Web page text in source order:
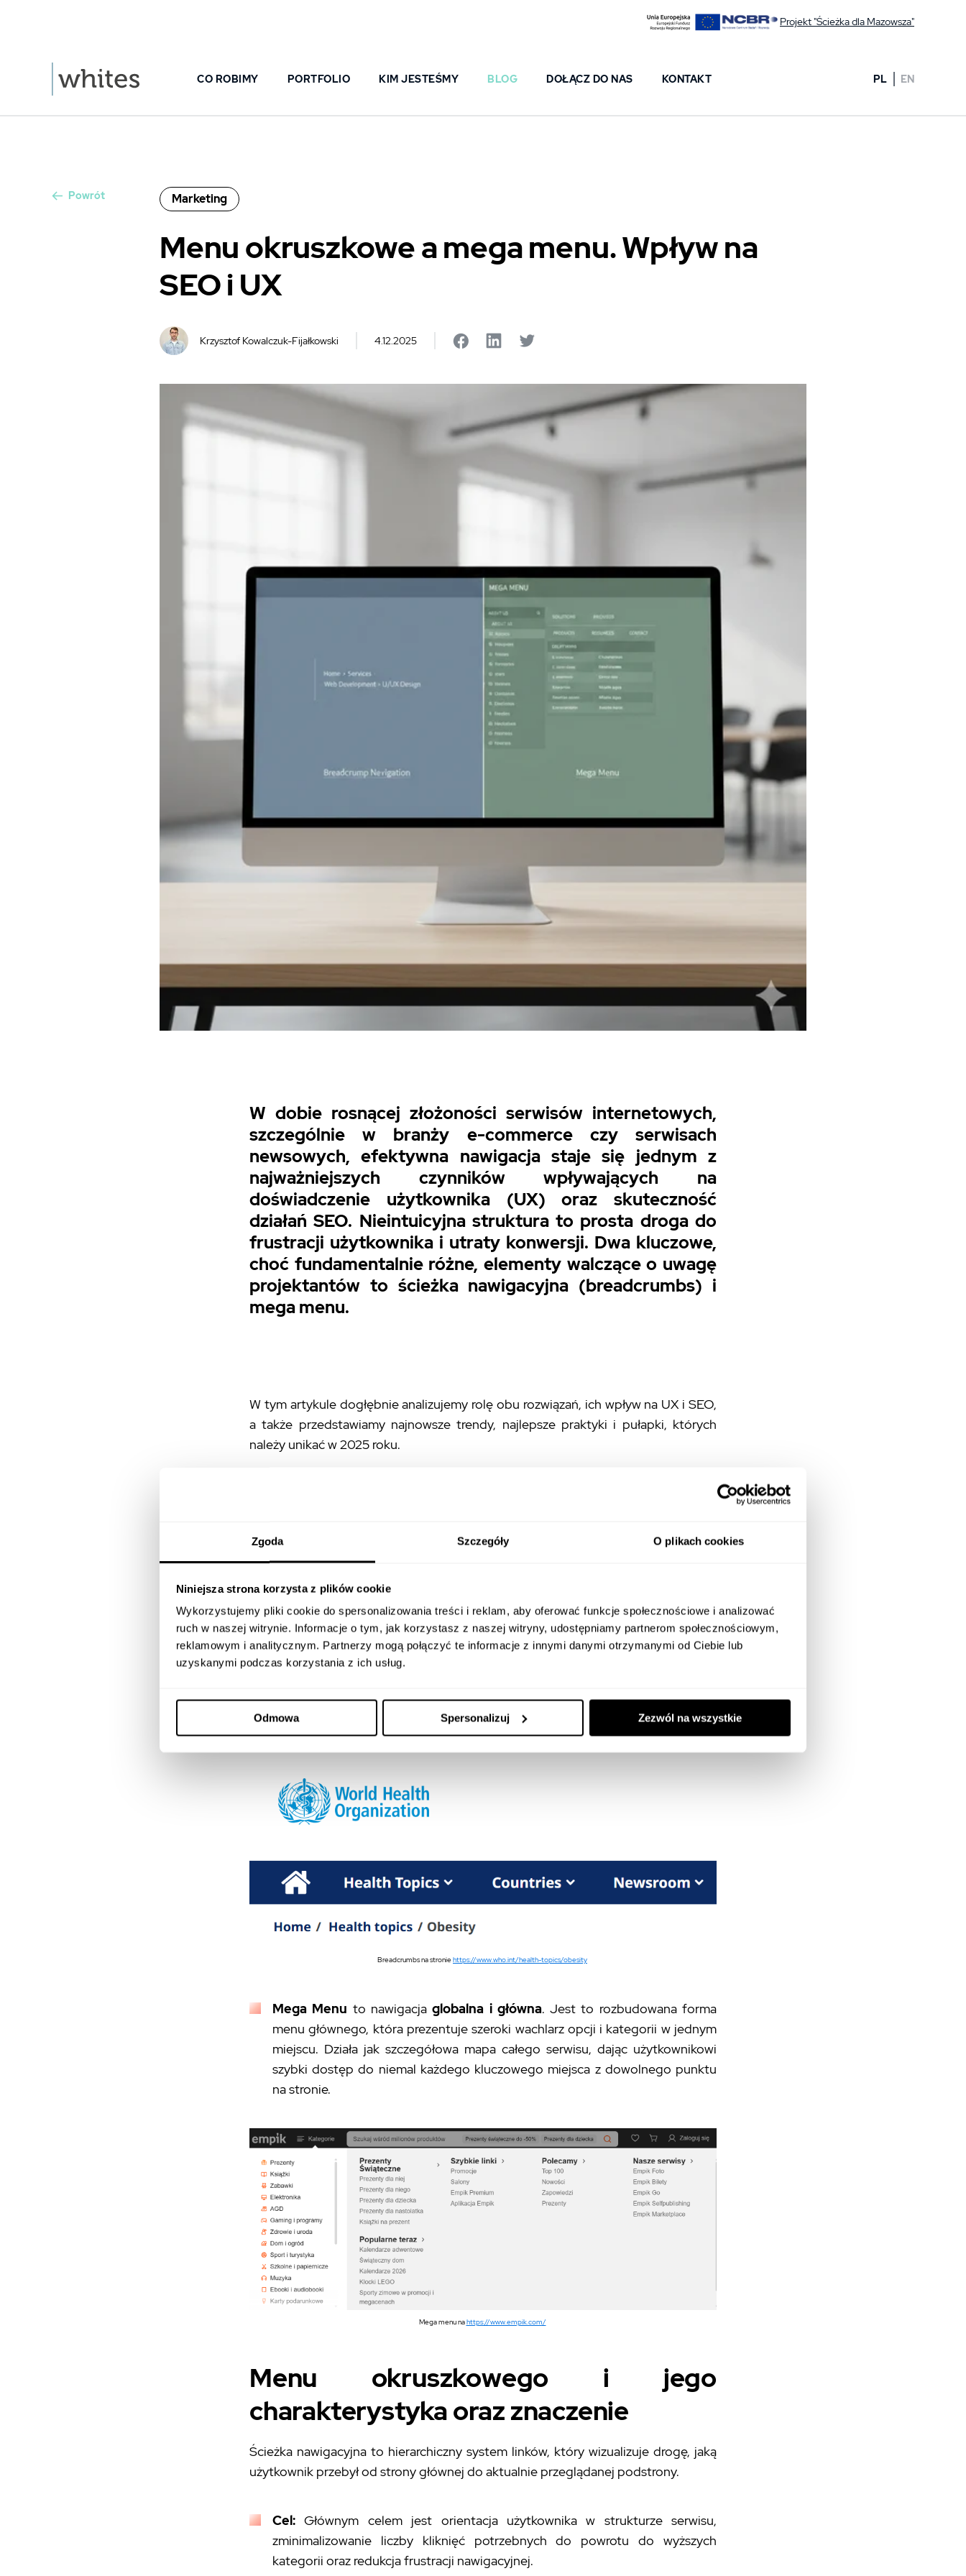
Zgoda Szczegóły O plikach cookies
Niniejsza strona korzysta z plików cookie
Wykorzystujemy pliki cookie do spersonalizowania treści i reklam, aby oferować funkcje społecznościowe i analizować
ruch w naszej witrynie. Informacje o tym, jak korzystasz z naszej witryny, udostępniamy partnerom społecznościowym,
reklamowym i analitycznym. Partnerzy mogą połączyć te informacje z innymi danymi otrzymanymi od Ciebie lub
uzyskanymi podczas korzystania z ich usług.
Odmowa Spersonalizuj Zezwól na wszystkie
Projekt "Ścieżka dla Mazowsza"
CO ROBIMY PORTFOLIO KIM JESTEŚMY BLOG DOŁĄCZ DO NAS KONTAKT PL EN
Powrót Marketing
Menu okruszkowe a mega menu. Wpływ na
SEO i UX
Krzysztof Kowalczuk-Fijałkowski 4.12.2025
W dobie rosnącej złożoności serwisów internetowych,
szczególnie w branży e-commerce czy serwisach
newsowych, efektywna nawigacja staje się jednym z
najważniejszych czynników wpływających na
doświadczenie użytkownika (UX) oraz skuteczność
działań SEO. Nieintuicyjna struktura to prosta droga do
frustracji użytkownika i utraty konwersji. Dwa kluczowe,
choć fundamentalnie różne, elementy walczące o uwagę
projektantów to ścieżka nawigacyjna (breadcrumbs) i
mega menu.
W tym artykule dogłębnie analizujemy rolę obu rozwiązań, ich wpływ na UX i SEO,
a także przedstawiamy najnowsze trendy, najlepsze praktyki i pułapki, których
należy unikać w 2025 roku.
kluczowe różnice w pigułce
Zrozumienie tej podstawowej różnicy jest kluczem do projektowania intuicyjnych
serwisów.
Breadcrumbs (Ścieżka nawigacyjna)
lokalizację w hierarchii serwisu i pozwalając mu łatwo cofnąć się o jeden lub
więcej poziomów. Nie zastępuje menu głównego, lecz je uzupełnia.
Breadcrumbs na stroniehttps://www.who.int/health-topics/obesity
Mega Menu to nawigacjaglobalna i główna.Jest to rozbudowana forma
menu głównego, która prezentuje szeroki wachlarz opcji i kategorii w jednym
miejscu. Działa jak szczegółowa mapa całego serwisu, dając użytkownikowi
szybki dostęp do niemal każdego kluczowego miejsca z dowolnego punktu
na stronie.
Mega menu nahttps://www.empik.com/
Menu okruszkowego i jego
charakterystyka oraz znaczenie
Ścieżka nawigacyjna to hierarchiczny system linków, który wizualizuje drogę, jaką
użytkownik przebył od strony głównej do aktualnie przeglądanej podstrony.
Cel: Głównym celem jest orientacja użytkownika w strukturze serwisu,
zminimalizowanie liczby kliknięć potrzebnych do powrotu do wyższych
kategorii oraz redukcja frustracji nawigacyjnej.